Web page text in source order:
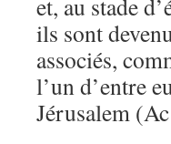
et, au stade
ils sont
associés,
l’un d’entre
Jérusalem